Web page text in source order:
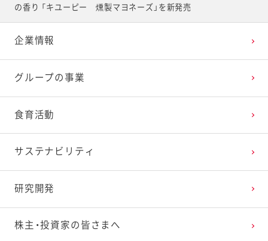
の香り 「キユーピー 燻製マヨネーズ」を新発売
企業情報
グループの事業
食育活動
サステナビリティ
研究開発
株主・投資家の皆さまへ